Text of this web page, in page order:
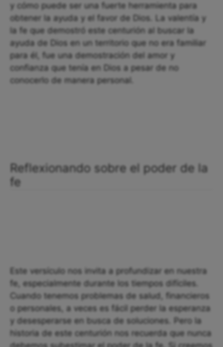
y cómo puede ser una fuerte herramienta para
obtener la ayuda y el favor de Dios. La valentía y
la fe que demostró este centurión al buscar la
ayuda de Dios en un territorio que no era familiar
para él, fue una demostración del amor y
confianza que tenía en Dios a pesar de no
conocerlo de manera personal.
Reflexionando sobre el poder de la
fe
Este versículo nos invita a profundizar en nuestra
fe, especialmente durante los tiempos difíciles.
Cuando tenemos problemas de salud, financieros
o personales, a veces es fácil perder la esperanza
y desesperarse en busca de soluciones. Pero la
historia de este centurión nos recuerda que nunca